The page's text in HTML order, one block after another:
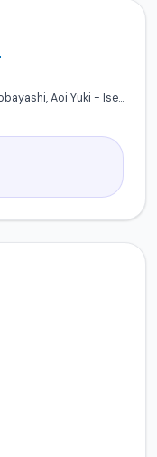
Satoshi Hino, Jun Fukushima, Yusuke Kobayashi, Aoi Yuki - Isekai Quartet